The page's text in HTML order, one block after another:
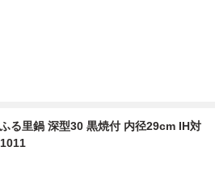
る里鍋 深型30 黒焼付 内径29cm IH対